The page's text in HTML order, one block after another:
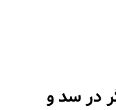
در سد و